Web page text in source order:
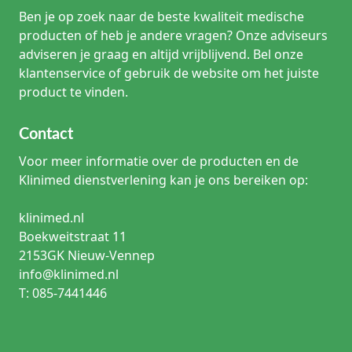
zwachtels vele malen gewassen worden op 95°C zonder
hun therapeutische eigenschappen te verliezen.
Zijn er latexvrije Ideaal zwachtels beschikbaar?
Ja, merken zoals Klinion en Hartmann bieden varianten die
volledig latexvrij zijn, specifiek voor patiënten met een
Wanneer mag ik geen Ideaal zwachtel gebruiken?
Bij ernstig arterieel vaatlijden (etalagebenen in
vergevorderd stadium) is compressie vaak gecontra-
indiceerd; raadpleeg altijd een arts.
Hoe zet ik een Ideaal windsel vast?
Dit gebeurt traditioneel met metalen of plastic
verbandklemmetjes, of met medische fixatiepleisters.
Wat is het voordeel van 100% katoen?
Katoen is zeer huidvriendelijk, kookvast en biedt een
Ben je op zoek naar de beste kwaliteit medische
producten of heb je andere vragen? Onze adviseurs
adviseren je graag en altijd vrijblijvend. Bel onze
klantenservice of gebruik de website om het juiste
product te vinden.
Contact
Voor meer informatie over de producten en de
Klinimed dienstverlening kan je ons bereiken op:
klinimed.nl
Boekweitstraat 11
2153GK Nieuw-Vennep
info@klinimed.nl
T: 085-7441446